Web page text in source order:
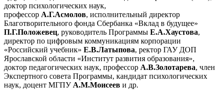
доктор психологических наук,
профессор А.Г.Асмолов, исполнительный директор
Благотворительного фонда Сбербанка «Вклад в будущее»
П.Г.Положевец, руководитель Программы Е.А.Хаустова,
директор по цифровым коммуникациям корпорации
«Российский учебник» Е.В.Латыпова, ректор ГАУ ДОП
Ярославской области «Институт развития образования»,
доктор педагогических наук, профессор А.В.Золотарева, член
Экспертного совета Программы, кандидат психологических
наук, доцент МГПУ А.М.Моисеев и др.